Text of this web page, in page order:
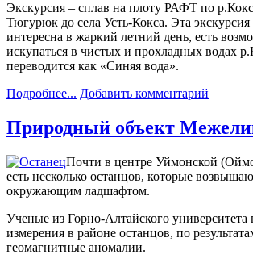
Экскурсия – сплав на плоту РАФТ по
Тюгурюк до села Усть-Кокса. Эта экскурсия
интересна в жаркий летний день, есть
искупаться в чистых и прохладных водах
переводится как «Синяя вода».
Подробнее... Добавить комментарий
Природный объект
Почти в центре Уймонской
есть несколько останцов, которые
окружающим ладшафтом.
Ученые из Горно-Алтайского университета
измерения в районе останцов, по
геомагнитные аномалии.